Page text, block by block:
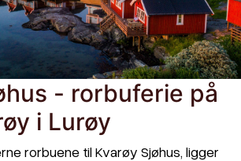
- rorbuferie på
i Lurøy
rorbuene til Kvarøy Sjøhus, ligger